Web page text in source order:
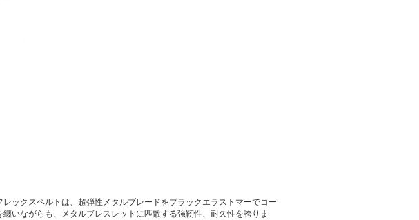
ックスベルトは、超弾性メタルブレードをブラックエラストマーでコー
いながらも、メタルブレスレットに匹敵する強靭性、耐久性を誇りま